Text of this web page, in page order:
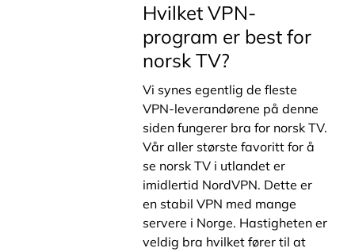
Hvilket VPN-
program er best for
norsk TV?
Vi synes egentlig de fleste
VPN-leverandørene på denne
siden fungerer bra for norsk TV.
Vår aller største favoritt for å
se norsk TV i utlandet er
imidlertid NordVPN. Dette er
en stabil VPN med mange
servere i Norge. Hastigheten er
veldig bra hvilket fører til at